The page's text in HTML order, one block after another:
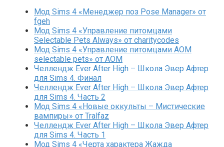
Мод Sims 4 «Менеджер поз Pose Manager» от
fgeh
Мод Sims 4 «Управление питомцами
Selectable Pets Always» от charitycodes
Мод Sims 4 «Управление питомцами AOM
selectable pets» от AOM
Челлендж Ever After High – Школа Эвер Афтер
для Sims 4. Финал
Челлендж Ever After High – Школа Эвер Афтер
для Sims 4. Часть 2
Мод Sims 4 «Новые оккульты – Мистические
вампиры» от Tralfaz
Челлендж Ever After High – Школа Эвер Афтер
для Sims 4. Часть 1
Мод Sims 4 «Черта характера Жажда